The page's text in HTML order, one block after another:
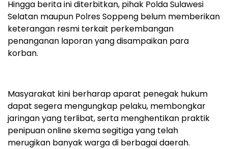
Hingga berita ini diterbitkan, pihak Polda Sulawesi
Selatan maupun Polres Soppeng belum memberikan
keterangan resmi terkait perkembangan
penanganan laporan yang disampaikan para
korban.
Masyarakat kini berharap aparat penegak hukum
dapat segera mengungkap pelaku, membongkar
jaringan yang terlibat, serta menghentikan praktik
penipuan online skema segitiga yang telah
merugikan banyak warga di berbagai daerah.